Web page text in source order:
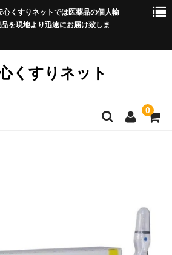
くすりネットでは医薬品の個人輸
を現地より迅速にお届け致しま
くすりネット
0